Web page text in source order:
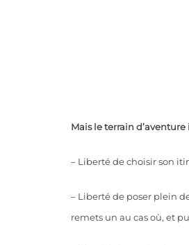
Mais le terrain
– Liberté de choisir son
– Liberté de poser plein
remets un au cas où, et